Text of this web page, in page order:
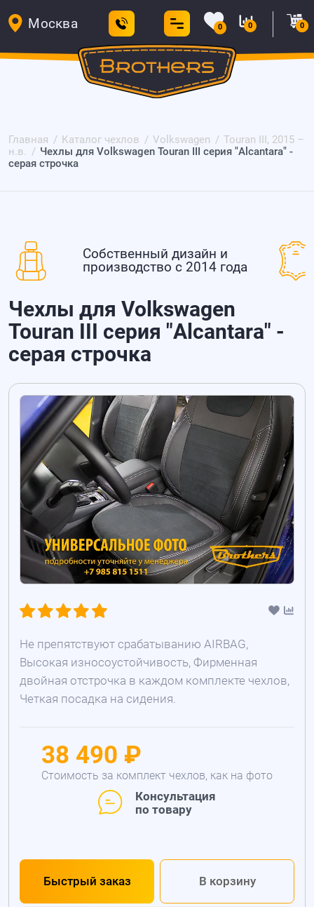
Москва 0 0 0
Главная Каталог чехлов Volkswagen
Touran III, 2015 –
н.в.
Чехлы для Volkswagen Touran III серия "Alcantara" -
серая строчка
Собственный дизайн и
производство с 2014 года
Чехлы для Volkswagen
Touran III серия "Alcantara" -
серая строчка
Не препятствуют срабатыванию AIRBAG,
Высокая износоустойчивость, Фирменная
двойная отстрочка в каждом комплекте чехлов,
Четкая посадка на сидения.
38 490 ₽
Стоимость за комплект чехлов, как на фото
Консультация
по товару
Быстрый заказ В корзину